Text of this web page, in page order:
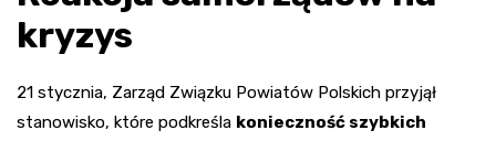
kryzys
21 stycznia, Zarząd Związku Powiatów Polskich przyjął
stanowisko, które podkreśla konieczność szybkich